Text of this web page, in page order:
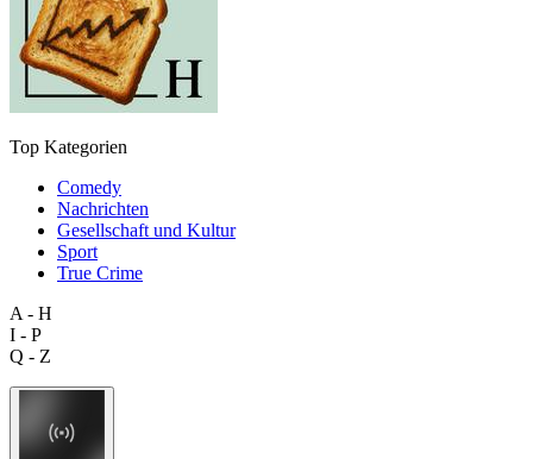
Top Kategorien
Comedy
Nachrichten
Gesellschaft und Kultur
Sport
True Crime
A - H
I - P
Q - Z